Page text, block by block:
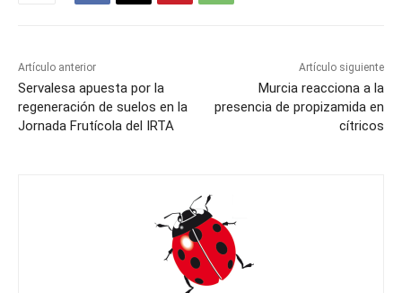
Artículo anterior
Servalesa apuesta por la
regeneración de suelos en la
Jornada Frutícola del IRTA
Artículo siguiente
Murcia reacciona a la
presencia de propizamida en
cítricos